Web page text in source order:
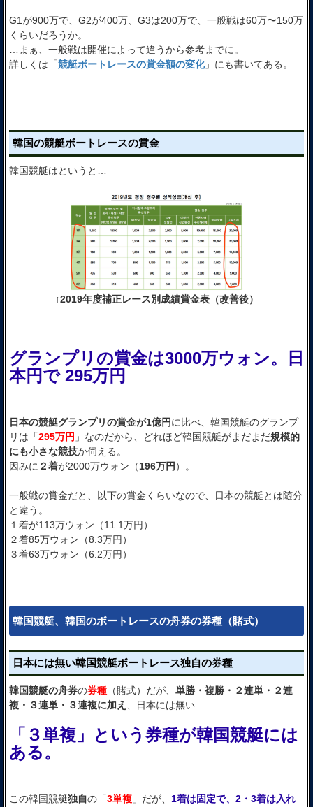
G1が900万で、G2が400万、G3は200万で、一般戦は60万〜150万
くらいだろうか。
…まぁ、一般戦は開催によって違うから参考までに。
詳しくは「競艇ボートレースの賞金額の変化」にも書いてある。
韓国の競艇ボートレースの賞金
韓国競艇はというと…
↑2019年度補正レース別成績賞金表（改善後）
グランプリの賞金は3000万ウォン。日
本円で 295万円
日本の競艇グランプリの賞金が1億円に比べ、韓国競艇のグランプ
リは「295万円 」なのだから、どれほど韓国競艇がまだまだ規模的
にも小さな競技か伺える。
因みに ２着が2000万ウォン（196万円 ）。
一般戦の賞金だと、以下の賞金くらいなので、日本の競艇とは随分
と違う。
１着が113万ウォン（11.1万円）
２着85万ウォン（8.3万円）
３着63万ウォン（6.2万円）
韓国競艇、韓国のボートレースの舟券の券種（賭式）
日本には無い韓国競艇ボートレース独自の券種
韓国競艇の舟券の券種 （賭式）だが、 単勝・複勝・２連単・２連
複・３連単・３連複に加え 、日本には無い
「３単複」という券種が韓国競艇には
ある。
この韓国競艇独自の「3単複 」だが、 1着は固定で、2・3着は入れ